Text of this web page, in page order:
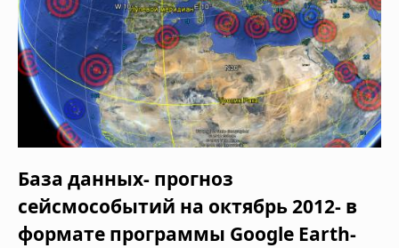
База данных- прогноз
сейсмособытий на октябрь 2012- в
формате программы Google Earth-